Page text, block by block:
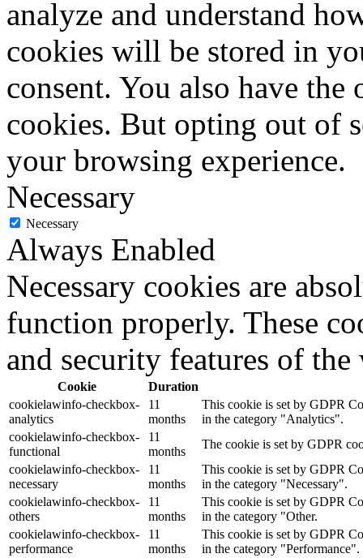
analyze and understand
cookies will be stored in
consent. You also have
cookies. But opting out of
your browsing experience.
Necessary
Necessary
Always Enabled
Necessary cookies are
function properly. These
and security features of
Cookie
Duration
cookielawinfo-checkbox-
analytics
11
months
This cookie is set by GDPR
in the category "Analytics".
cookielawinfo-checkbox-
functional
11
months
The cookie is set by GDPR
cookielawinfo-checkbox-
necessary
11
months
This cookie is set by GDPR
in the category "Necessary".
cookielawinfo-checkbox-
others
11
months
This cookie is set by GDPR
in the category "Other.
cookielawinfo-checkbox-
performance
11
months
This cookie is set by GDPR
in the category "Performance".